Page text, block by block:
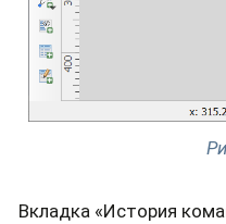
Вкладка «История